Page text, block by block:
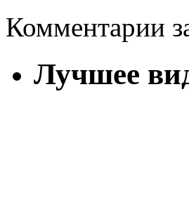
Комментарии
Лучшее